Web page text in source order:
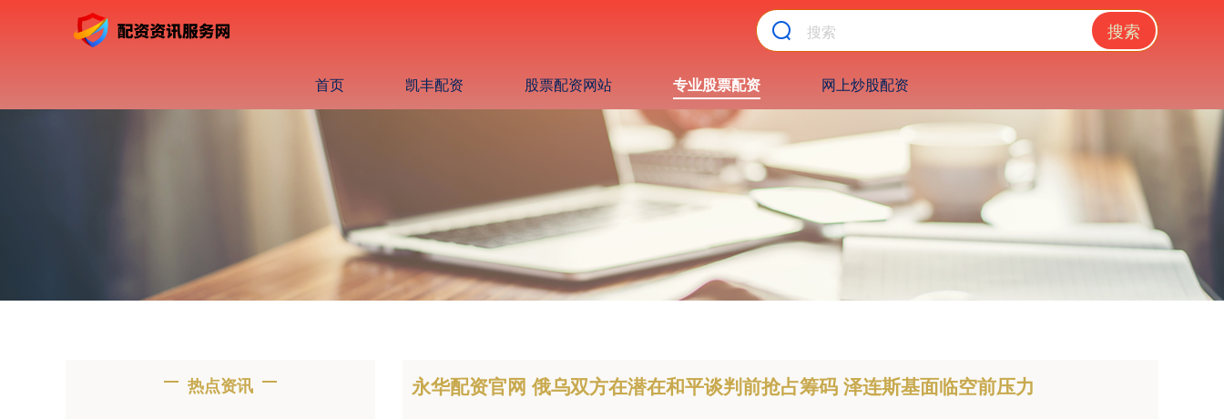
搜索
首页 凯丰配资 股票配资网站 专业股票配资 网上炒股配资
永华配资官网 俄乌双方在潜在和平谈判前抢占筹码 泽连斯基面临空前压力
热点资讯